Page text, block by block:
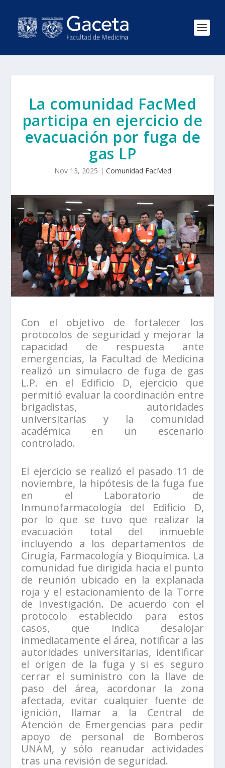
La comunidad FacMed
participa en ejercicio de
evacuación por fuga de
gas LP
Nov 13, 2025 | Comunidad FacMed
Con el objetivo de fortalecer los
protocolos de seguridad y mejorar la
capacidad de respuesta ante
emergencias, la Facultad de Medicina
realizó un simulacro de fuga de gas
L.P. en el Edificio D, ejercicio que
permitió evaluar la coordinación entre
brigadistas, autoridades
universitarias y la comunidad
académica en un escenario
controlado.
El ejercicio se realizó el pasado 11 de
noviembre, la hipótesis de la fuga fue
en el Laboratorio de
Inmunofarmacología del Edificio D,
por lo que se tuvo que realizar la
evacuación total del inmueble
incluyendo a los departamentos de
Cirugía, Farmacología y Bioquímica. La
comunidad fue dirigida hacia el punto
de reunión ubicado en la explanada
roja y el estacionamiento de la Torre
de Investigación. De acuerdo con el
protocolo establecido para estos
casos, que indica desalojar
inmediatamente el área, notificar a las
autoridades universitarias, identificar
el origen de la fuga y si es seguro
cerrar el suministro con la llave de
paso del área, acordonar la zona
afectada, evitar cualquier fuente de
ignición, llamar a la Central de
Atención de Emergencias para pedir
apoyo de personal de Bomberos
UNAM, y sólo reanudar actividades
tras una revisión de seguridad.